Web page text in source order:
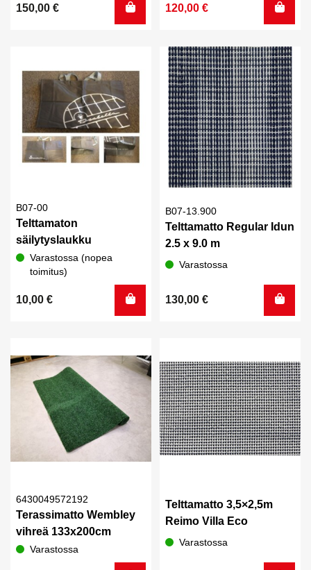
150,00 €
hinta
120,00 €
hinta
B07-00
Telttamaton
säilytyslaukku
Varastossa (nopea
toimitus)
10,00 €
B07-13.900
Telttamatto Regular Idun
2.5 x 9.0 m
Varastossa
130,00 €
6430049572192
Terassimatto Wembley
vihreä 133x200cm
Varastossa
Telttamatto 3,5×2,5m
Reimo Villa Eco
Varastossa